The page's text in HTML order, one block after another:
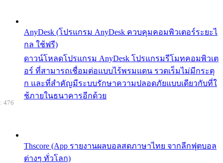
AnyDesk (โปรแกรม AnyDesk ควบคุมคอมพิวเตอร์ระยะไ
กล ใช้ฟรี)
ดาวน์โหลดโปรแกรม AnyDesk โปรแกรมรีโมทคอมพิวเต
อร์ ที่สามารถเชื่อมต่อแบบไร้พรมแดน รวดเร็มไม่มีกระตุ
ก และที่สำคัญมีระบบรักษาความปลอดภัยแบบเดียวกับที่ใ
ช้ภายในธนาคารอีกด้วย
Thscore (App รายงานผลบอลสดภาษาไทย จากลีกฟุตบอล
ต่างๆ ทั่วโลก)
476